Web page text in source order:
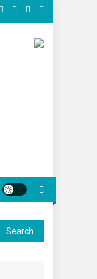
Search for: